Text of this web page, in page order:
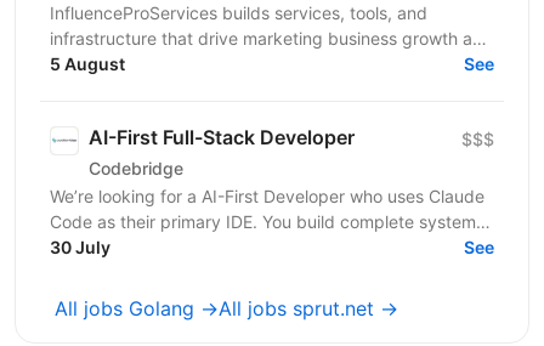
InfluenceProServices builds services, tools, and
infrastructure that drive marketing business growth and
help teams scale efficiently. Every day, we tackle...
5 August See
AI-First Full-Stack Developer
Codebridge
$$$
We’re looking for a AI-First Developer who uses Claude
Code as their primary IDE. You build complete systems
from schema to deploy, understand agentic loops...
30 July See
All jobs Golang →All jobs sprut.net →